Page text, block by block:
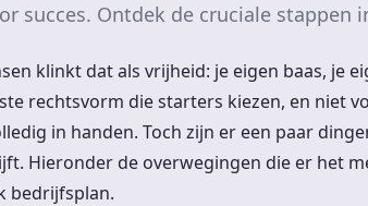
succes. Ontdek de cruciale stappen
klinkt dat als vrijheid: je eigen baas, je
rechtsvorm die starters kiezen, en niet
in handen. Toch zijn er een paar
Hieronder de overwegingen die er het
bedrijfsplan.